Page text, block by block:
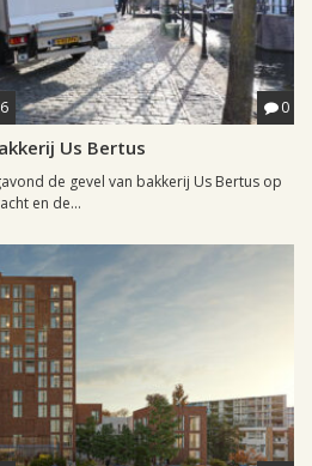
0
Us Bertus
de gevel van bakkerij Us Bertus op
en de...